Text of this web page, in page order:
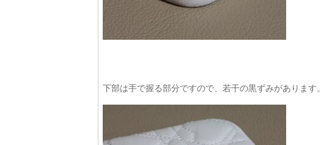
下部は手で握る部分ですので、若干の黒ずみがあります。